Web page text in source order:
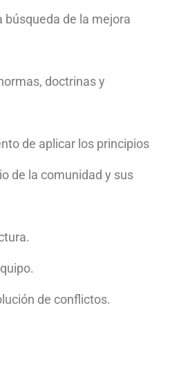
de la mejora
doctrinas y
de aplicar los principios
de la comunidad y sus
de conflictos.